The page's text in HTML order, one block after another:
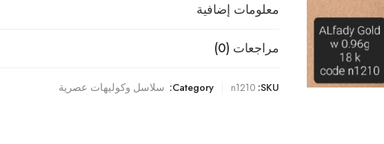
معلومات إضافية
مراجعات (0)
SKU:
n1210
Category: سلاسل وكوليهات عصرية